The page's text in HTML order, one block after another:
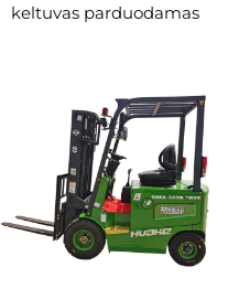
keltuvas parduodamas